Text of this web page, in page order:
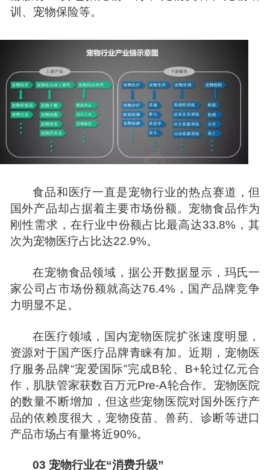
训、宠物保险等。
食品和医疗一直是宠物行业的热点赛道，但
国外产品却占据着主要市场份额。宠物食品作为
刚性需求，在行业中份额占比最高达33.8%，其
次为宠物医疗占比达22.9%。
在宠物食品领域，据公开数据显示，玛氏一
家公司占市场份额就高达76.4%，国产品牌竞争
力明显不足。
在医疗领域，国内宠物医院扩张速度明显，
资源对于国产医疗品牌青睐有加。近期，宠物医
疗服务品牌“宠爱国际”完成B轮、B+轮过亿元合
作， 肌肤管家获数百万元Pre-A轮合作。宠物医院
的数量不断增加，但这些宠物医院对国外医疗产
品的依赖度很大，宠物疫苗、兽药、诊断等进口
产品市场占有量将近90%。
03 宠物行业在“消费升级”